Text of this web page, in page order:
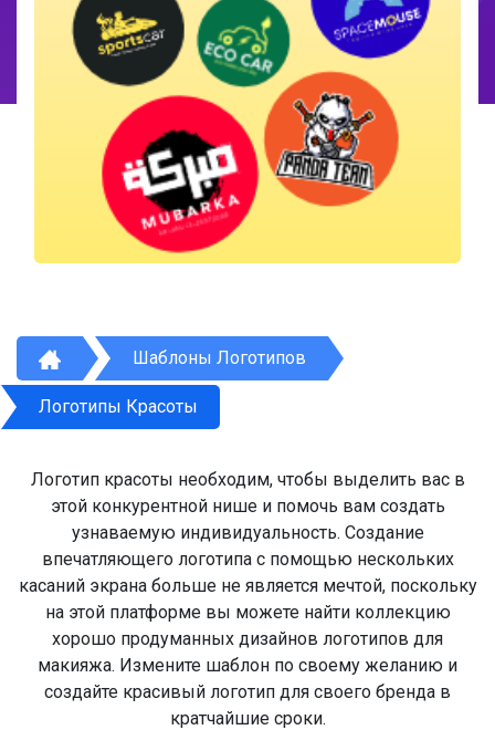
Шаблоны Логотипов
Логотипы Красоты
Логотип красоты необходим, чтобы выделить вас в
этой конкурентной нише и помочь вам создать
узнаваемую индивидуальность. Создание
впечатляющего логотипа с помощью нескольких
касаний экрана больше не является мечтой, поскольку
на этой платформе вы можете найти коллекцию
хорошо продуманных дизайнов логотипов для
макияжа. Измените шаблон по своему желанию и
создайте красивый логотип для своего бренда в
кратчайшие сроки.